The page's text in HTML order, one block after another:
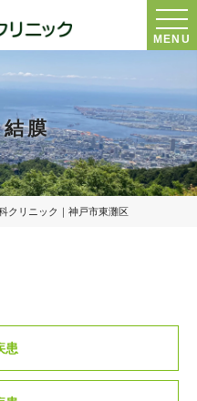
MENU
膜
クリニック｜神戸市東灘区
患